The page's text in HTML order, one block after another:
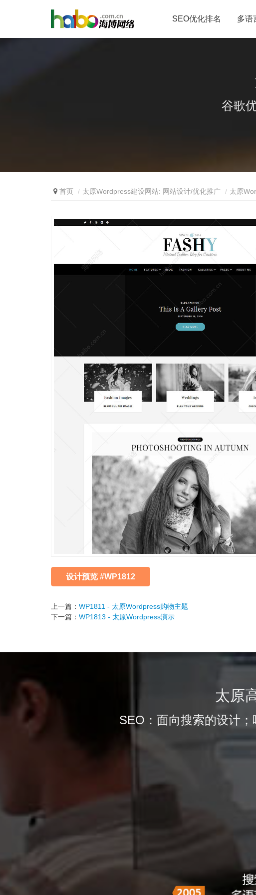
SEO优化排名 多语
谷歌
首页 太原Wordpress建设网站: 网站设计/优化推广 太原
设计预览 #WP1812
上一篇： WP1811 - 太原Wordpress购物主题
下一篇： WP1813 - 太原Wordpress演示
太原
SEO：面向搜索的设计